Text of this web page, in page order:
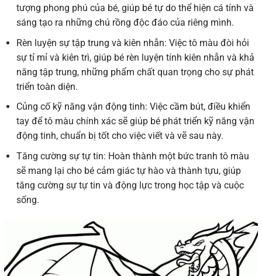
tượng phong phú của bé, giúp bé tự do thể hiện cá tính và
sáng tạo ra những chú rồng độc đáo của riêng mình.
Rèn luyện sự tập trung và kiên nhẫn: Việc tô màu đòi hỏi
sự tỉ mỉ và kiên trì, giúp bé rèn luyện tính kiên nhẫn và khả
năng tập trung, những phẩm chất quan trọng cho sự phát
triển toàn diện.
Củng cố kỹ năng vận động tinh: Việc cầm bút, điều khiển
tay để tô màu chính xác sẽ giúp bé phát triển kỹ năng vận
động tinh, chuẩn bị tốt cho việc viết và vẽ sau này.
Tăng cường sự tự tin: Hoàn thành một bức tranh tô màu
sẽ mang lại cho bé cảm giác tự hào và thành tựu, giúp
tăng cường sự tự tin và động lực trong học tập và cuộc
sống.